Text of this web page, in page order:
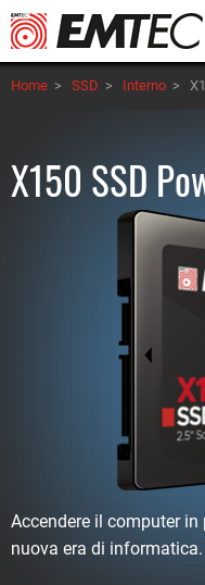
Salta
al
contenuto
principale
Home > SSD > Interno >
X150 SSD
Accendere il computer
nuova era di informatica.